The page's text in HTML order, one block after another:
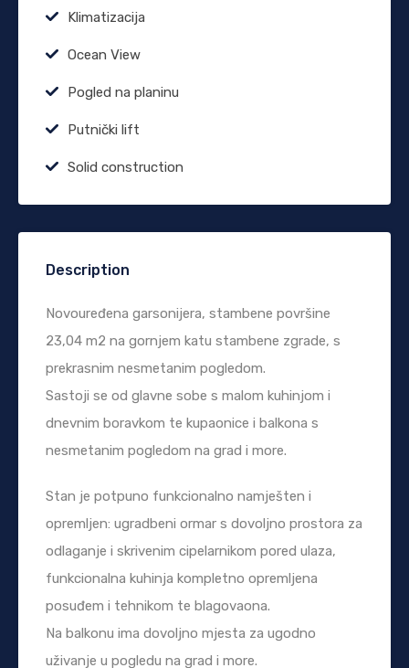
Klimatizacija
Ocean View
Pogled na planinu
Putnički lift
Solid construction
Description
Novouređena garsonijera, stambene površine
23,04 m2 na gornjem katu stambene zgrade, s
prekrasnim nesmetanim pogledom.
Sastoji se od glavne sobe s malom kuhinjom i
dnevnim boravkom te kupaonice i balkona s
nesmetanim pogledom na grad i more.
Stan je potpuno funkcionalno namješten i
opremljen: ugradbeni ormar s dovoljno prostora za
odlaganje i skrivenim cipelarnikom pored ulaza,
funkcionalna kuhinja kompletno opremljena
posuđem i tehnikom te blagovaona.
Na balkonu ima dovoljno mjesta za ugodno
uživanje u pogledu na grad i more.